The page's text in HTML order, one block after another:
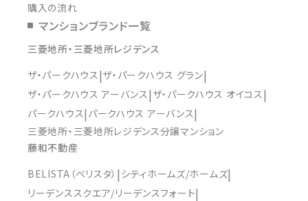
購入の流れ
マンションブランド一覧
三菱地所・三菱地所レジデンス
ザ・パークハウス ザ・パークハウス グラン
ザ・パークハウス アーバンス ザ・パークハウス オイコス
パークハウス パークハウス アーバンス
三菱地所・三菱地所レジデンス分譲マンション
藤和不動産
BELISTA（ベリスタ） シティホームズ/ホームズ
リーデンススクエア/リーデンスフォート